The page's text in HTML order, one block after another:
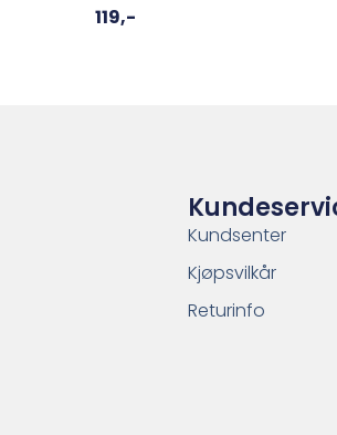
119,-
Kundsenter
Kjøpsvilkår
Returinfo